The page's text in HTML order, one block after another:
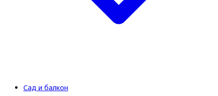
Сад и балкон